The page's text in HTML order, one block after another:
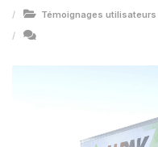
Témoignages utilisateurs